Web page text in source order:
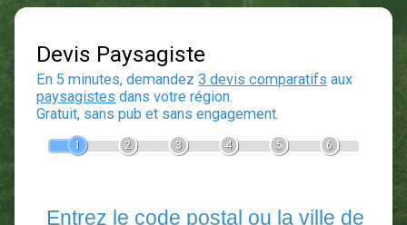
Devis Paysagiste
En 5 minutes, demandez3 devis comparatifs